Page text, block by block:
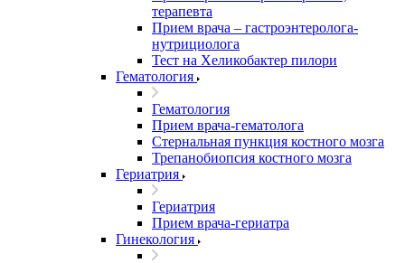
терапевта
Прием врача – гастроэнтеролога-
нутрициолога
Тест на Хеликобактер пилори
Гематология
Гематология
Прием врача-гематолога
Стернальная пункция костного мозга
Трепанобиопсия костного мозга
Гериатрия
Гериатрия
Прием врача-гериатра
Гинекология